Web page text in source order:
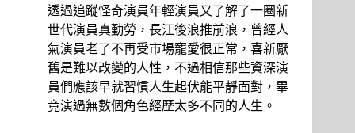
透過追蹤怪奇演員年輕演員又了解了一圈新
世代演員真勤勞，長江後浪推前浪，曾經人
氣演員老了不再受市場寵愛很正常，喜新厭
舊是難以改變的人性，不過相信那些資深演
員們應該早就習慣人生起伏能平靜面對，畢
竟演過無數個角色經歷太多不同的人生。